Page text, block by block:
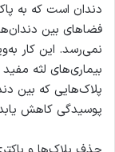
دندان است که به
فضاهای بین
نمی‌رسد. این کار
بیماری‌های لثه
پلاک‌هایی که بین
پوسیدگی کاهش